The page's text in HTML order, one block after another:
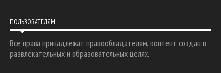
ПОЛЬЗОВАТЕЛЯМ
Все права принадлежат правообладателям, контент создан в
развлекательных и образовательных целях.